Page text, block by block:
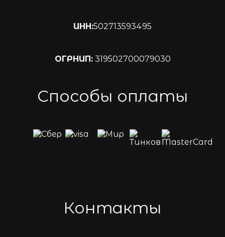
ИНН:502713593495
ОГРНИП:319502700079030
Способы оплаты
Контакты